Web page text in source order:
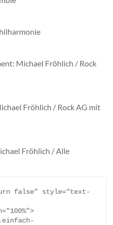
Michael Fröhlich / Rock
Fröhlich / Rock AG mit
Fröhlich / Alle
false" style="text-